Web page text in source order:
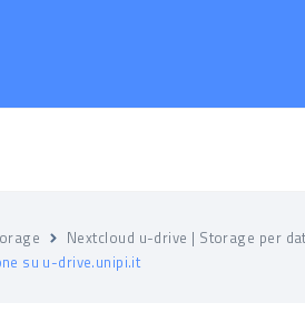
Nextcloud u-drive | Storage per
su u-drive.unipi.it